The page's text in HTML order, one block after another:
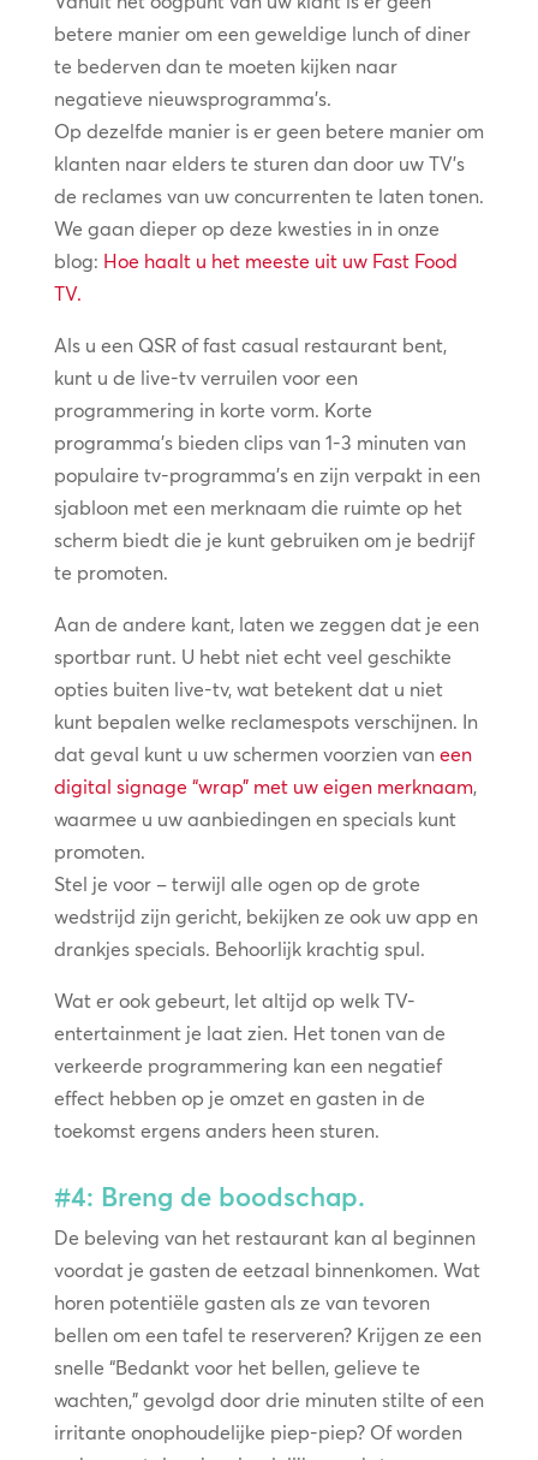
betere manier om een geweldige lunch of diner
te bederven dan te moeten kijken naar
negatieve nieuwsprogramma’s.
Op dezelfde manier is er geen betere manier om
klanten naar elders te sturen dan door uw TV’s
de reclames van uw concurrenten te laten tonen.
We gaan dieper op deze kwesties in in onze
blog: Hoe haalt u het meeste uit uw Fast Food
TV.
Als u een QSR of fast casual restaurant bent,
kunt u de live-tv verruilen voor een
programmering in korte vorm. Korte
programma’s bieden clips van 1-3 minuten van
populaire tv-programma’s en zijn verpakt in een
sjabloon met een merknaam die ruimte op het
scherm biedt die je kunt gebruiken om je bedrijf
te promoten.
Aan de andere kant, laten we zeggen dat je een
sportbar runt. U hebt niet echt veel geschikte
opties buiten live-tv, wat betekent dat u niet
kunt bepalen welke reclamespots verschijnen. In
dat geval kunt u uw schermen voorzien van een
digital signage “wrap” met uw eigen merknaam,
waarmee u uw aanbiedingen en specials kunt
promoten.
Stel je voor – terwijl alle ogen op de grote
wedstrijd zijn gericht, bekijken ze ook uw app en
drankjes specials. Behoorlijk krachtig spul.
Wat er ook gebeurt, let altijd op welk TV-
entertainment je laat zien. Het tonen van de
verkeerde programmering kan een negatief
effect hebben op je omzet en gasten in de
toekomst ergens anders heen sturen.
#4: Breng de boodschap.
De beleving van het restaurant kan al beginnen
voordat je gasten de eetzaal binnenkomen. Wat
horen potentiële gasten als ze van tevoren
bellen om een tafel te reserveren? Krijgen ze een
snelle “Bedankt voor het bellen, gelieve te
wachten,” gevolgd door drie minuten stilte of een
irritante onophoudelijke piep-piep? Of worden